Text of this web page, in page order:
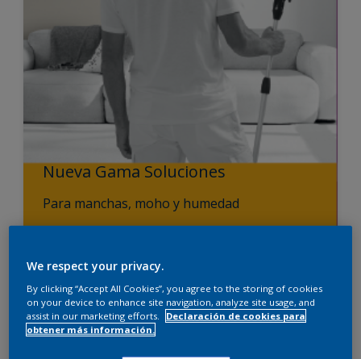
Nueva Gama Soluciones
Para manchas, moho y humedad
Procolite Liso Mate Mix
We respect your privacy.
By clicking “Accept All Cookies”, you agree to the storing of cookies
on your device to enhance site navigation, analyze site usage, and
assist in our marketing efforts.
Declaración de cookies para
obtener más información.